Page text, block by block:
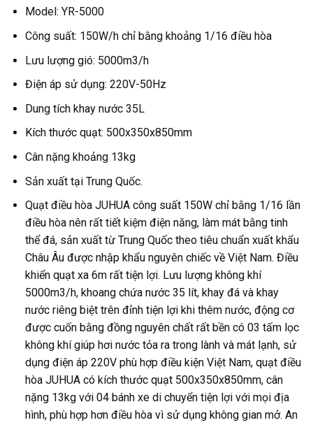
Model: YR-5000
Công suất: 150W/h chỉ bằng khoảng 1/16 điều hòa
Lưu lượng gió: 5000m3/h
Điện áp sử dụng: 220V-50Hz
Dung tích khay nước 35L
Kích thước quạt: 500x350x850mm
Cân nặng khoảng 13kg
Sản xuất tại Trung Quốc.
Quạt điều hòa JUHUA công suất 150W chỉ bằng 1/16 lần
điều hòa nên rất tiết kiệm điện năng, làm mát bằng tinh
thể đá, sản xuất từ Trung Quốc theo tiêu chuẩn xuất khẩu
Châu Âu được nhập khẩu nguyên chiếc về Việt Nam. Điều
khiển quạt xa 6m rất tiện lợi. Lưu lượng không khí
5000m3/h, khoang chứa nước 35 lít, khay đá và khay
nước riêng biệt trên đỉnh tiện lợi khi thêm nước, động cơ
được cuốn bằng đồng nguyên chất rất bền có 03 tấm lọc
không khí giúp hơi nước tỏa ra trong lành và mát lạnh, sử
dụng điện áp 220V phù hợp điều kiện Việt Nam, quạt điều
hòa JUHUA có kích thước quạt 500x350x850mm, cân
nặng 13kg với 04 bánh xe di chuyển tiện lợi với mọi địa
hình, phù hợp hơn điều hòa vì sử dụng không gian mở. An